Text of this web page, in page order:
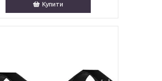
Купити